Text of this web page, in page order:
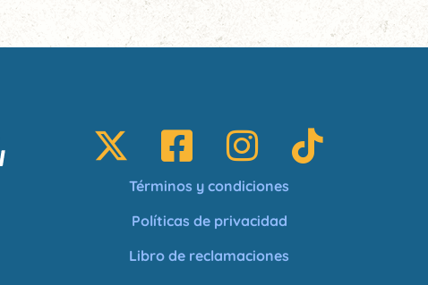
Términos y condiciones
Políticas de privacidad
Libro de reclamaciones